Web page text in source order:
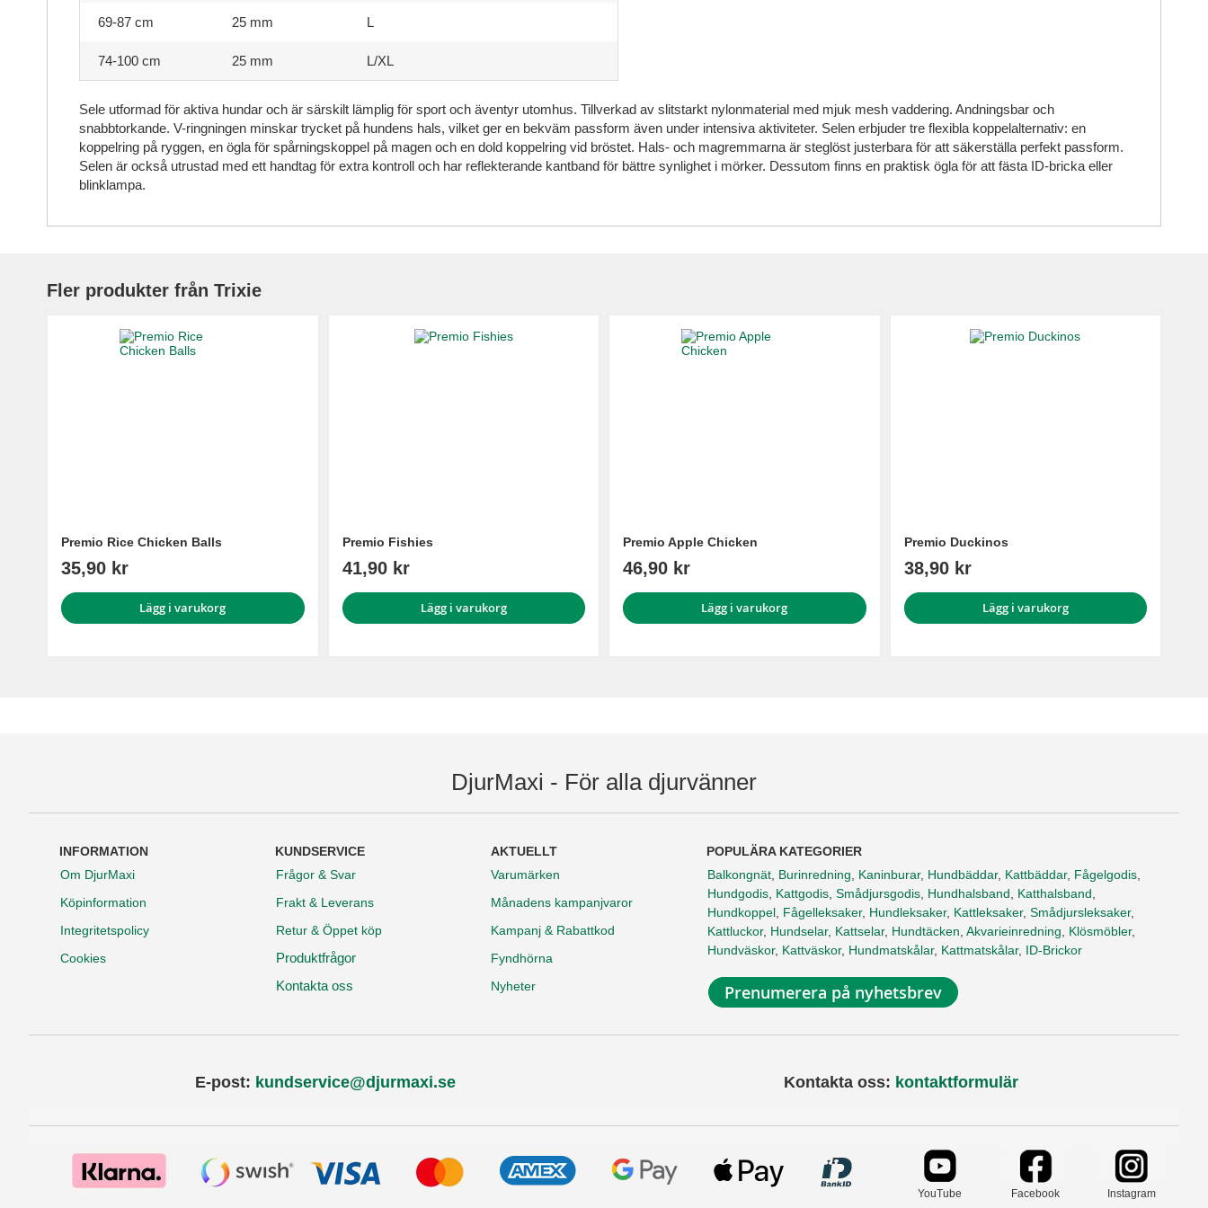
69-87 cm 25 mm L
74-100 cm 25 mm L/XL
Sele utformad för aktiva hundar och är särskilt lämplig för sport och äventyr utomhus. Tillverkad av slitstarkt nylonmaterial med mjuk mesh vaddering. Andningsbar och
snabbtorkande. V-ringningen minskar trycket på hundens hals, vilket ger en bekväm passform även under intensiva aktiviteter. Selen erbjuder tre flexibla koppelalternativ: en
koppelring på ryggen, en ögla för spårningskoppel på magen och en dold koppelring vid bröstet. Hals- och magremmarna är steglöst justerbara för att säkerställa perfekt passform.
Selen är också utrustad med ett handtag för extra kontroll och har reflekterande kantband för bättre synlighet i mörker. Dessutom finns en praktisk ögla för att fästa ID-bricka eller
blinklampa.
Fler produkter från Trixie
Premio Rice Chicken Balls
35,90 kr
Lägg i varukorg
Premio Fishies
41,90 kr
Lägg i varukorg
Premio Apple Chicken
46,90 kr
Lägg i varukorg
Premio Duckinos
38,90 kr
Lägg i varukorg
DjurMaxi - För alla djurvänner
INFORMATION
Om DjurMaxi
Köpinformation
Integritetspolicy
Cookies
KUNDSERVICE
Frågor & Svar
Frakt & Leverans
Retur & Öppet köp
Produktfrågor
Kontakta oss
AKTUELLT
Varumärken
Månadens kampanjvaror
Kampanj & Rabattkod
Fyndhörna
Nyheter
POPULÄRA KATEGORIER
Balkongnät Burinredning Kaninburar, Hundbäddar, Kattbäddar, Fågelgodis
Hundgodis Kattgodis Smådjursgodis Hundhalsband Katthalsband
Hundkoppel Fågelleksaker, Hundleksaker, Kattleksaker, Smådjursleksaker,
Kattluckor, Hundselar, Kattselar, Hundtäcken Akvarieinredning Klösmöbler,
Hundväskor, Kattväskor, Hundmatskålar, Kattmatskålar, ID-Brickor
Prenumerera på nyhetsbrev
E-post: kundservice@djurmaxi.se Kontakta oss: kontaktformulär
YouTube Facebook Instagram